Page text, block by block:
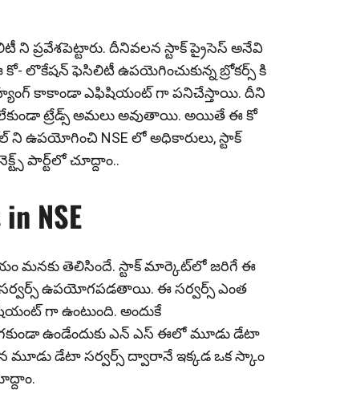
ని ప్రవేశపెట్టారు. దీనివలన స్టాక్ ప్రైసెస్ అనేవి
కో- లొకేషన్ ఫెసిలిటీ ఉపయెగించుకున్న బ్రోకర్స్ కి
హ్యంగ్‌ కాకాండా ఎఫిషియంట్ గా పనిచేస్తాయి. దీని
లేకుండా ట్రేడ్స్ అమలు అవుతాయి. అయితే ఈ కో
ఉపయోగించి NSE లో అధికారులు, స్టాక్
పార్ట్‌లో చూద్దాం..
NSE
మ‌న‌కు తెలిసిందే. స్టాక్ మార్కెట్‌లో జ‌రిగే ఈ
స‌ర్వ‌ర్స్ ఉప‌యోగ‌ప‌డ‌తాయి. ఈ స‌ర్వ‌ర్స్ ఎంత
గా ఉంటుంది. అందుకే
ఉండేందుకు ఎన్ ఎస్ ఈలో మూడు డేటా
మూడు డేటా స‌ర్వ‌ర్స్ ద్వారానే ఇక్క‌డ ఒక స్కాం